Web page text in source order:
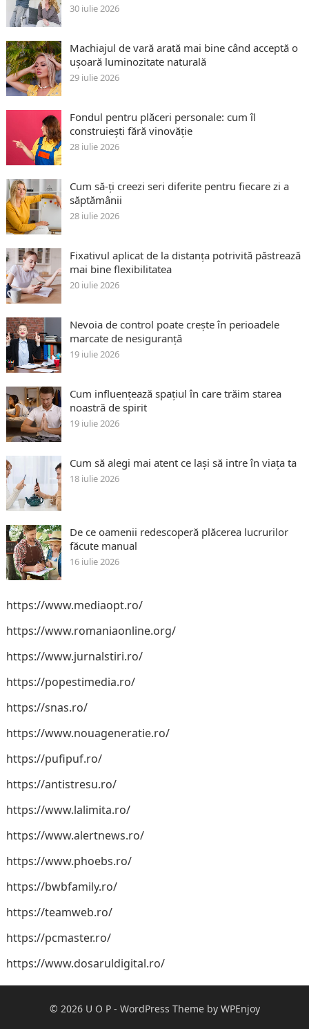
30 iulie 2026
Machiajul de vară arată mai bine când acceptă o
ușoară luminozitate naturală
29 iulie 2026
Fondul pentru plăceri personale: cum îl
construiești fără vinovăție
28 iulie 2026
Cum să-ți creezi seri diferite pentru fiecare zi a
săptămânii
28 iulie 2026
Fixativul aplicat de la distanța potrivită păstrează
mai bine flexibilitatea
20 iulie 2026
Nevoia de control poate crește în perioadele
marcate de nesiguranță
19 iulie 2026
Cum influențează spațiul în care trăim starea
noastră de spirit
19 iulie 2026
Cum să alegi mai atent ce lași să intre în viața ta
18 iulie 2026
De ce oamenii redescoperă plăcerea lucrurilor
făcute manual
16 iulie 2026
https://www.mediaopt.ro/
https://www.romaniaonline.org/
https://www.jurnalstiri.ro/
https://popestimedia.ro/
https://snas.ro/
https://www.nouageneratie.ro/
https://pufipuf.ro/
https://antistresu.ro/
https://www.lalimita.ro/
https://www.alertnews.ro/
https://www.phoebs.ro/
https://bwbfamily.ro/
https://teamweb.ro/
https://pcmaster.ro/
https://www.dosaruldigital.ro/
© 2026 U O P- WordPress Themeby WPEnjoy